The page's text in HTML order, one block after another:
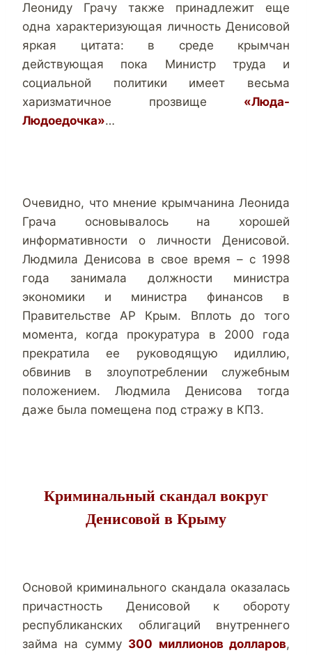
Леониду Грачу также принадлежит еще
одна характеризующая личность Денисовой
яркая цитата: в среде крымчан
действующая пока Министр труда и
социальной политики имеет весьма
харизматичное прозвище «Люда-
Людоедочка»…
Очевидно, что мнение крымчанина Леонида
Грача основывалось на хорошей
информативности о личности Денисовой.
Людмила Денисова в свое время – с 1998
года занимала должности министра
экономики и министра финансов в
Правительстве АР Крым. Вплоть до того
момента, когда прокуратура в 2000 года
прекратила ее руководящую идиллию,
обвинив в злоупотреблении служебным
положением. Людмила Денисова тогда
даже была помещена под стражу в КПЗ.
Криминальный скандал вокруг
Денисовой в Крыму
Основой криминального скандала оказалась
причастность Денисовой к обороту
республиканских облигаций внутреннего
займа на сумму 300 миллионов долларов,